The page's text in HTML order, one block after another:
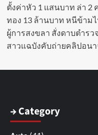
ตั้งค่าหัว 1 แสนบาท ล่า 2
ทอง 13 ล้านบาท หนีข้าม
ผู้การสงขลา สั่งดาบตำร
สาวแฉบังคับถ่ายคลิปอนา
→ Category